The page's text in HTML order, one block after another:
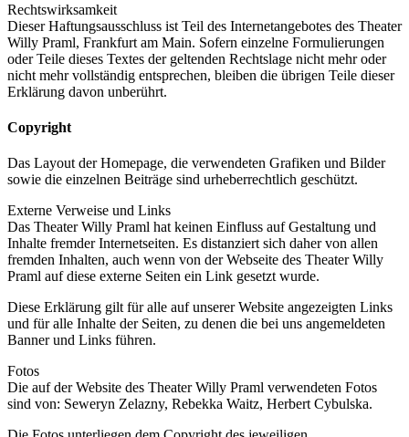
Rechtswirksamkeit
Dieser Haftungsausschluss ist Teil des Internetangebotes des Theater
Willy Praml, Frankfurt am Main. Sofern einzelne Formulierungen
oder Teile dieses Textes der geltenden Rechtslage nicht mehr oder
nicht mehr vollständig entsprechen, bleiben die übrigen Teile dieser
Erklärung davon unberührt.
Copyright
Das Layout der Homepage, die verwendeten Grafiken und Bilder
sowie die einzelnen Beiträge sind urheberrechtlich geschützt.
Externe Verweise und Links
Das Theater Willy Praml hat keinen Einfluss auf Gestaltung und
Inhalte fremder Internetseiten. Es distanziert sich daher von allen
fremden Inhalten, auch wenn von der Webseite des Theater Willy
Praml auf diese externe Seiten ein Link gesetzt wurde.
Diese Erklärung gilt für alle auf unserer Website angezeigten Links
und für alle Inhalte der Seiten, zu denen die bei uns angemeldeten
Banner und Links führen.
Fotos
Die auf der Website des Theater Willy Praml verwendeten Fotos
sind von: Seweryn Zelazny, Rebekka Waitz, Herbert Cybulska.